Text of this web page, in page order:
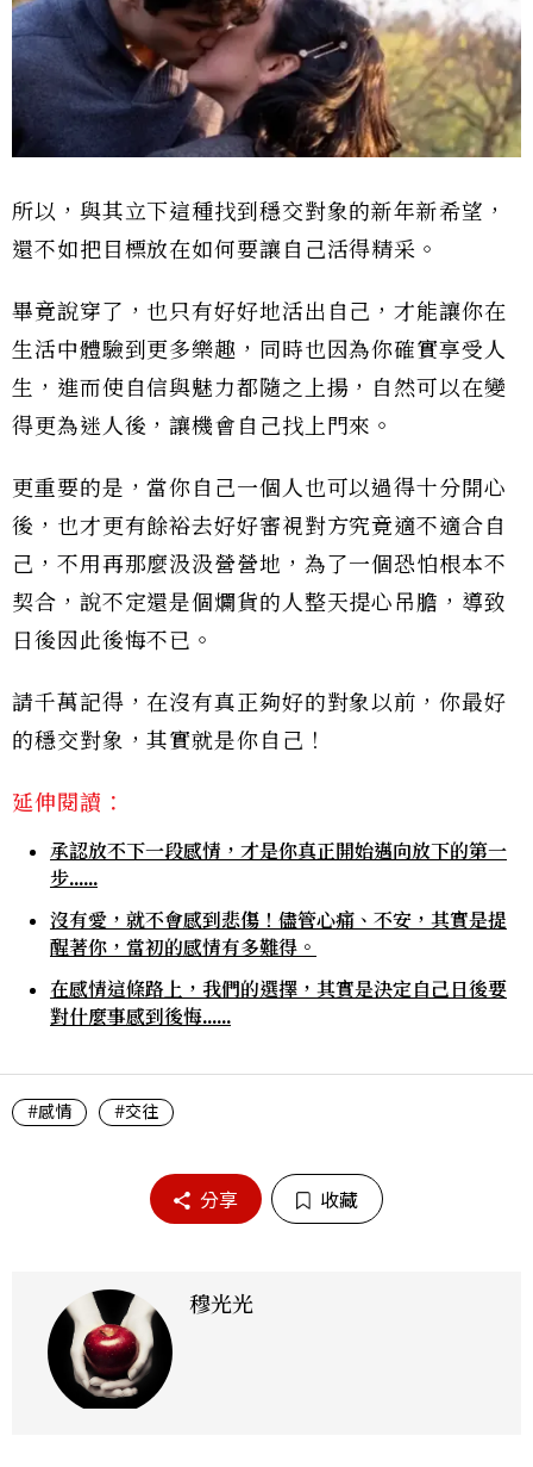
所以，與其立下這種找到穩交對象的新年新希望，
還不如把目標放在如何要讓自己活得精采。
畢竟說穿了，也只有好好地活出自己，才能讓你在
生活中體驗到更多樂趣，同時也因為你確實享受人
生，進而使自信與魅力都隨之上揚，自然可以在變
得更為迷人後，讓機會自己找上門來。
更重要的是，當你自己一個人也可以過得十分開心
後，也才更有餘裕去好好審視對方究竟適不適合自
己，不用再那麼汲汲營營地，為了一個恐怕根本不
契合，說不定還是個爛貨的人整天提心吊膽，導致
日後因此後悔不已。
請千萬記得，在沒有真正夠好的對象以前，你最好
的穩交對象，其實就是你自己！
延伸閱讀：
承認放不下一段感情，才是你真正開始邁向放下的第一
步……
沒有愛，就不會感到悲傷！儘管心痛、不安，其實是提
醒著你，當初的感情有多難得。
在感情這條路上，我們的選擇，其實是決定自己日後要
對什麼事感到後悔……
#感情 #交往
分享 收藏
穆光光